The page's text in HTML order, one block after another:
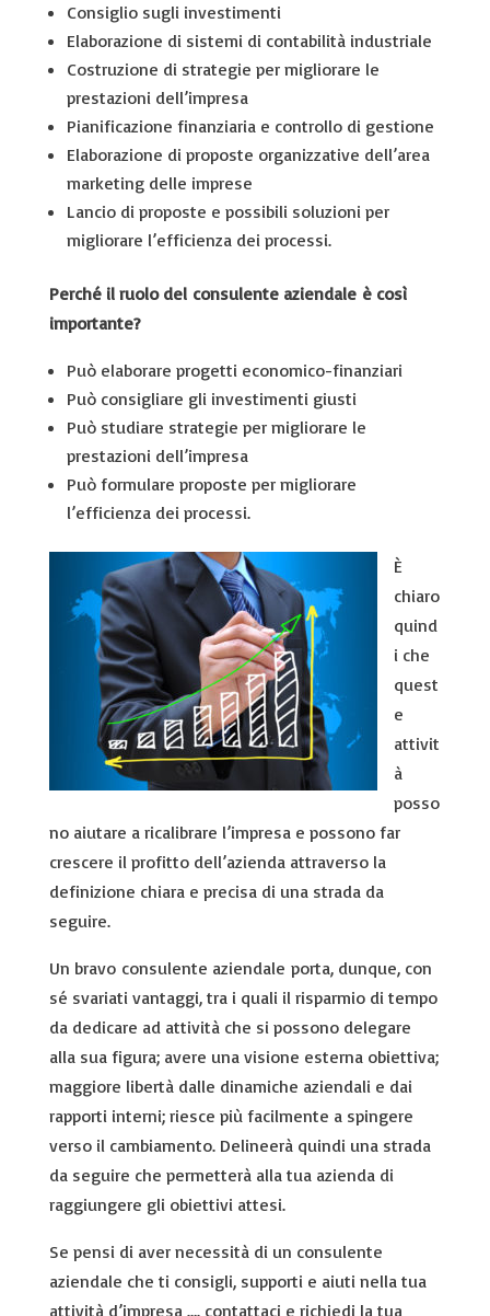
Consiglio sugli investimenti
Elaborazione di sistemi di contabilità industriale
Costruzione di strategie per migliorare le
prestazioni dell’impresa
Pianificazione finanziaria e controllo di gestione
Elaborazione di proposte organizzative dell’area
marketing delle imprese
Lancio di proposte e possibili soluzioni per
migliorare l’efficienza dei processi.
Perché il ruolo del consulente aziendale è così
importante?
Può elaborare progetti economico-finanziari
Può consigliare gli investimenti giusti
Può studiare strategie per migliorare le
prestazioni dell’impresa
Può formulare proposte per migliorare
l’efficienza dei processi.
È
chiaro
quind
i che
quest
e
attivit
à
posso
no aiutare a ricalibrare l’impresa e possono far
crescere il profitto dell’azienda attraverso la
definizione chiara e precisa di una strada da
seguire.
Un bravo consulente aziendale porta, dunque, con
sé svariati vantaggi, tra i quali il risparmio di tempo
da dedicare ad attività che si possono delegare
alla sua figura; avere una visione esterna obiettiva;
maggiore libertà dalle dinamiche aziendali e dai
rapporti interni; riesce più facilmente a spingere
verso il cambiamento. Delineerà quindi una strada
da seguire che permetterà alla tua azienda di
raggiungere gli obiettivi attesi.
Se pensi di aver necessità di un consulente
aziendale che ti consigli, supporti e aiuti nella tua
attività d’impresa …. contattaci e richiedi la tua